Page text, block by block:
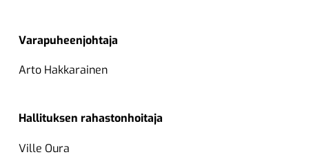
Varapuheenjohtaja
Arto Hakkarainen
Hallituksen rahastonhoitaja
Ville Oura